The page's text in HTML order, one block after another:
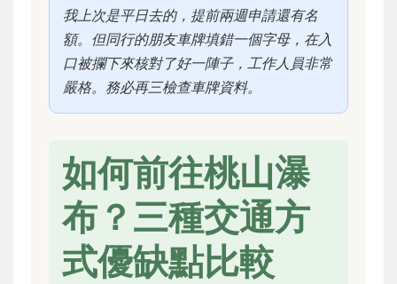
我上次是平日去的，提前兩週申請還有名
額。但同行的朋友車牌填錯一個字母，在入
口被攔下來核對了好一陣子，工作人員非常
嚴格。務必再三檢查車牌資料。
如何前往桃山瀑
布？三種交通方
式優缺點比較